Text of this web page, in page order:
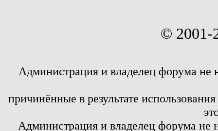
© 2001-
Администрация и владелец форума не
причинённые в результате
Администрация и владелец форума не